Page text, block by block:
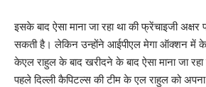
इसके बाद ऐसा माना जा रहा था की फ्रेंचाइजी
सकती है। लेकिन उन्होंने आईपीएल मेगा ऑक्शन में
केएल राहुल के बाद खरीदने के बाद ऐसा माना जा
पहले दिल्ली कैपिटल्स की टीम के एल राहुल को